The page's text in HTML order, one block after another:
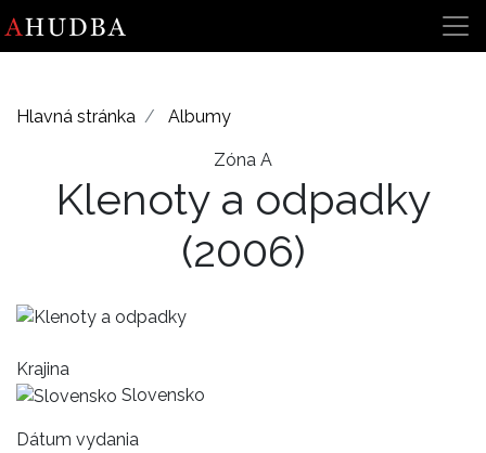
Hlavná stránka Albumy
Zóna A
Klenoty a odpadky
(2006)
Krajina
Slovensko
Dátum vydania